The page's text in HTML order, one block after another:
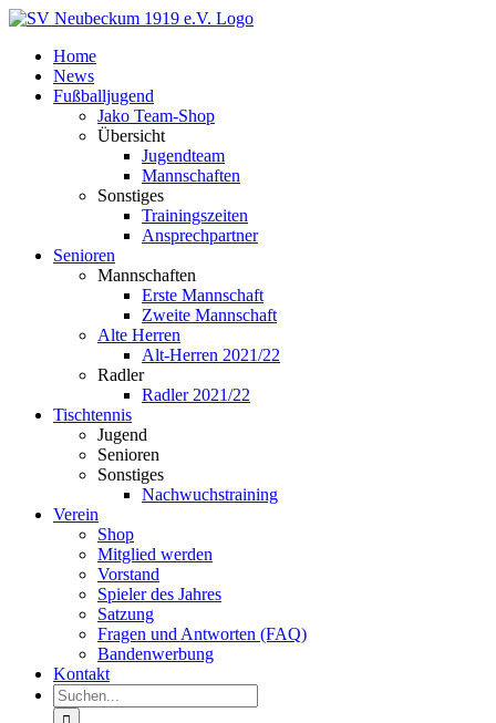
Zum
springenHome
News
Fußballjugend
Jako Team-Shop
Übersicht
Jugendteam
Mannschaften
Sonstiges
Trainingszeiten
Ansprechpartner
Senioren
Mannschaften
Erste Mannschaft
Zweite Mannschaft
Alte Herren
Alt-Herren 2021/22
Radler
Radler 2021/22
Tischtennis
Jugend
Senioren
Sonstiges
Nachwuchstraining
Verein
Shop
Mitglied werden
Vorstand
Spieler des Jahres
Satzung
Fragen und Antworten (FAQ)
Bandenwerbung
Kontakt
Suche
nach: